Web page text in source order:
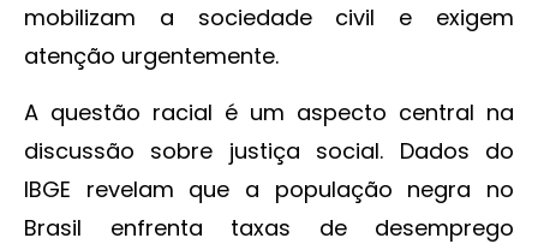
mobilizam a sociedade civil e exigem
atenção urgentemente.
A questão racial é um aspecto central na
discussão sobre justiça social. Dados do
IBGE revelam que a população negra no
Brasil enfrenta taxas de desemprego